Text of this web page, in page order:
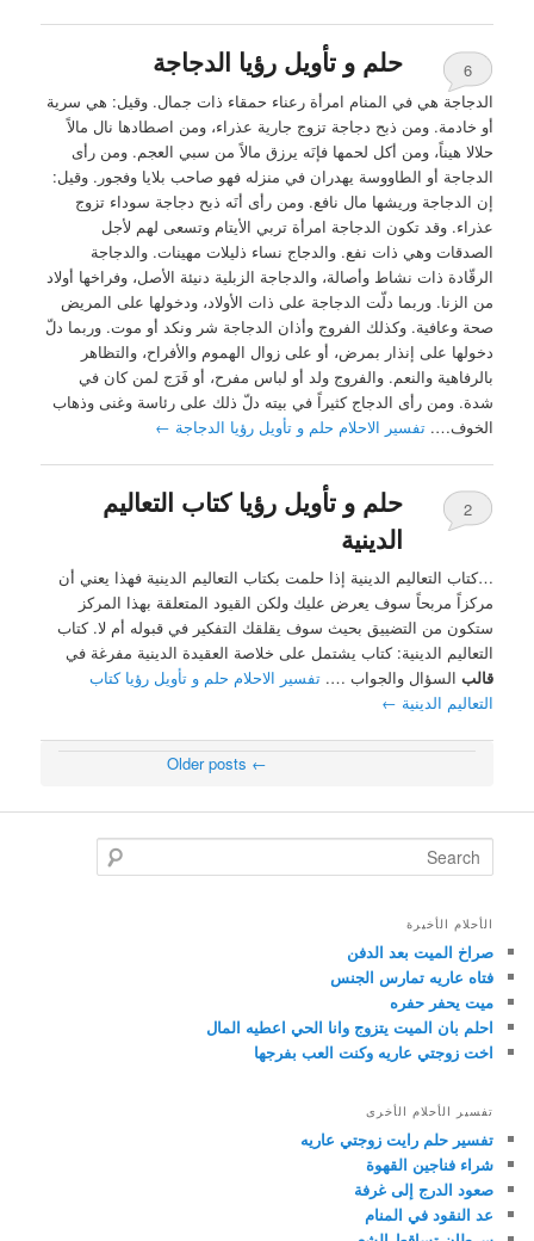
حلم و تأويل رؤيا الدجاجة
6
الدجاجة هي في المنام امرأة رعناء حمقاء ذات جمال. وقيل: هي سرية
أو خادمة. ومن ذبح دجاجة تزوج جارية عذراء، ومن اصطادها نال مالاً
حلالا هيناً، ومن أكل لحمها فإنَه يرزق مالاً من سبي العجم. ومن رأى
الدجاجة أو الطاووسة يهدران في منزله فهو صاحب بلايا وفجور. وقيل:
إن الدجاجة وريشها مال نافع. ومن رأى أنَه ذبح دجاجة سوداء تزوج
عذراء. وقد تكون الدجاجة امرأة تربي الأيتام وتسعى لهم لأجل
الصدقات وهي ذات نفع. والدجاج نساء ذليلات مهينات. والدجاجة
الرقّادة ذات نشاط وأصالة، والدجاجة الزبلية دنيئة الأصل، وفراخها أولاد
من الزنا. وربما دلّت الدجاجة على ذات الأولاد، ودخولها على المريض
صحة وعافية. وكذلك الفروج وأذان الدجاجة شر ونكد أو موت. وربما دلّ
دخولها على إنذار بمرض، أو على زوال الهموم والأفراح، والتظاهر
بالرفاهية والنعم. والفروج ولد أو لباس مفرح، أو فَرَج لمن كان في
شدة. ومن رأى الدجاج كثيراً في بيته دلّ ذلك على رئاسة وغنى وذهاب
الخوف….تفسير الاحلام حلم و تأويل رؤيا الدجاجة ←
حلم و تأويل رؤيا كتاب التعاليم
الدينية
2
…كتاب التعاليم الدينية إذا حلمت بكتاب التعاليم الدينية فهذا يعني أن
مركزاً مربحاً سوف يعرض عليك ولكن القيود المتعلقة بهذا المركز
ستكون من التضييق بحيث سوف يقلقك التفكير في قبوله أم لا. كتاب
التعاليم الدينية: كتاب يشتمل على خلاصة العقيدة الدينية مفرغة في
قالب السؤال والجواب ….تفسير الاحلام حلم و تأويل رؤيا كتاب
التعاليم الدينية ←
←
Search
الأحلام الأخيرة
صراخ الميت بعد الدفن
فتاه عاريه تمارس الجنس
ميت يحفر حفره
احلم بان الميت يتزوج وانا الحي اعطيه المال
اخت زوجتي عاريه وكنت العب بفرجها
تفسير الأحلام الأخرى
تفسير حلم رايت زوجتي عاريه
شراء فناجين القهوة
صعود الدرج إلى غرفة
عد النقود في المنام